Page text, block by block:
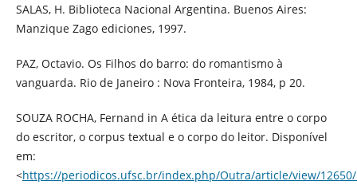
SALAS, H. Biblioteca Nacional Argentina. Buenos Aires:
Manzique Zago ediciones, 1997.
PAZ, Octavio. Os Filhos do barro: do romantismo à
vanguarda. Rio de Janeiro : Nova Fronteira, 1984, p 20.
SOUZA ROCHA, Fernand in A ética da leitura entre o corpo
do escritor, o corpus textual e o corpo do leitor. Disponível
em:
<https://periodicos.ufsc.br/index.php/Outra/article/view/12650/